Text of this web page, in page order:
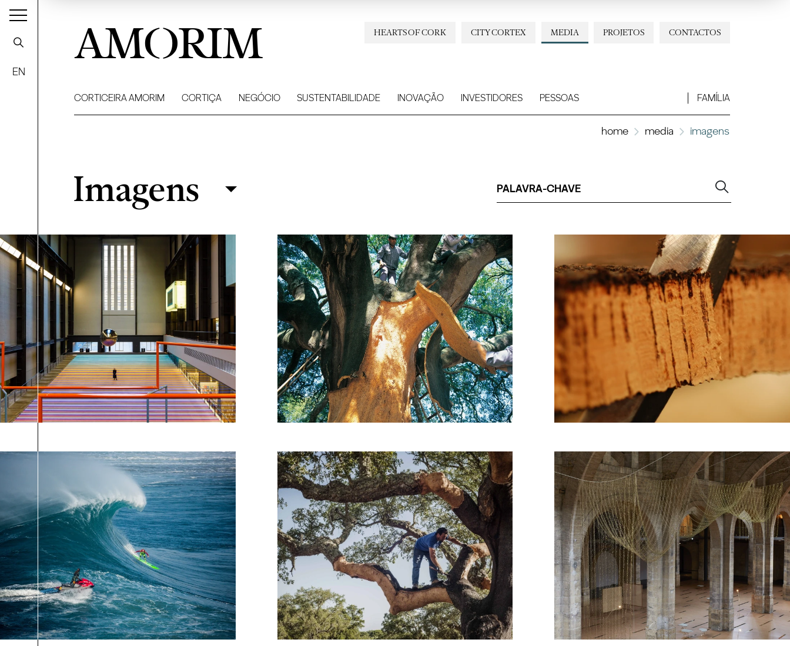
EN
AMORIM CONTACTOS
PROJETOS
MEDIA
CITY CORTEX
HEARTS OF CORK
CORTICEIRA AMORIM CORTIÇA NEGÓCIO SUSTENTABILIDADE INOVAÇÃO INVESTIDORES PESSOAS FAMÍLIA
home media imagens
Filtrar
Imagens